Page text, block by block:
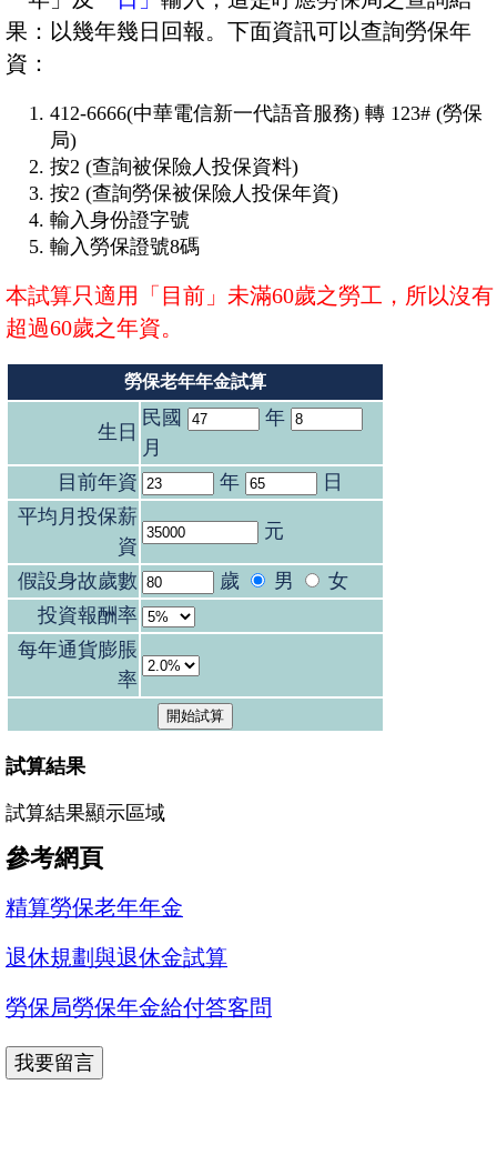
果：以幾年幾日回報。下面資訊可以查詢勞保年
資：
412-6666(中華電信新一代語音服務) 轉 123# (勞保
局)
按2 (查詢被保險人投保資料)
按2 (查詢勞保被保險人投保年資)
輸入身份證字號
輸入勞保證號8碼
本試算只適用「目前」未滿60歲之勞工，所以沒有
超過60歲之年資。
勞保老年年金試算
生日
民國
年
月
目前年資
年
日
平均月投保薪
資
元
假設身故歲數 歲 男
女
投資報酬率
每年通貨膨脹
率
試算結果
試算結果顯示區域
參考網頁
精算勞保老年年金
退休規劃與退休金試算
勞保局勞保年金給付答客問